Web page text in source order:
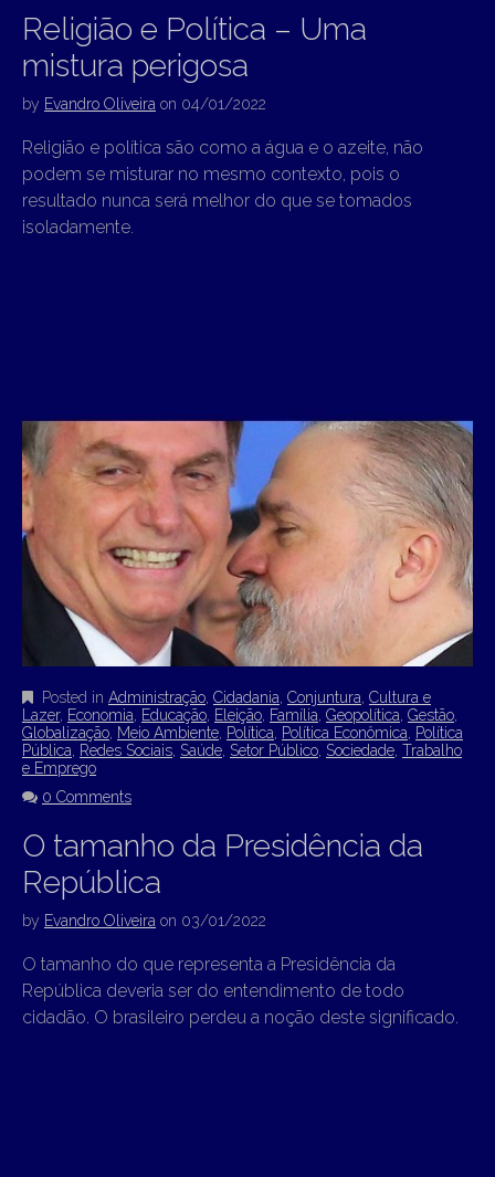
Religião e Política – Uma
mistura perigosa
by Evandro Oliveira on 04/01/2022
Religião e política são como a água e o azeite, não
podem se misturar no mesmo contexto, pois o
resultado nunca será melhor do que se tomados
isoladamente.
Posted in Administração Cidadania Conjuntura Cultura e
Lazer, Economia Educação Eleição Família Geopolítica Gestão
Globalização Meio Ambiente Política Política Econômica
Política
Pública
Redes Sociais Saúde Setor Público Sociedade Trabalho
e Emprego
0 Comments
O tamanho da Presidência da
República
by Evandro Oliveira on 03/01/2022
O tamanho do que representa a Presidência da
República deveria ser do entendimento de todo
cidadão. O brasileiro perdeu a noção deste significado.